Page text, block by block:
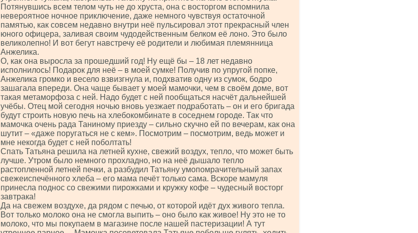
Потянувшись всем телом чуть не до хруста, она с восторгом вспомнила
невероятное ночное приключение, даже немного чувствуя остаточной
памятью, как совсем недавно внутри неё пульсировал этот прекрасный член
юного офицера, заливая своим чудодейственным белком её лоно. Это было
великолепно! И вот бегут навстречу её родители и любимая племянница
Анжелика.
О, как она выросла за прошедший год! Ну ещё бы – 18 лет недавно
исполнилось! Подарок для неё – в моей сумке! Получив по упругой попке,
Анжелика громко и весело взвизгнула и, подхватив одну из сумок, бодро
зашагала впереди. Она чаще бывает у моей мамочки, чем в своём доме, вот
такая метаморфоза с ней. Надо будет с ней пообщаться насчёт дальнейшей
учёбы. Отец мой сегодня ночью вновь уезжает подработать – он и его бригада
будут строить новую печь на хлебокомбинате в соседнем городе. Так что
мамочка очень рада Таниному приезду – сильно скучно ей по вечерам, как она
шутит – «даже поругаться не с кем». Посмотрим – посмотрим, ведь может и
мне некогда будет с ней поболтать!
Спать Татьяна решила на летней кухне, свежий воздух, тепло, что может быть
лучше. Утром было немного прохладно, но на неё дышало тепло
растопленной летней печки, а разбудил Татьяну умопомрачительный запах
свежеиспечённого хлеба – его мама печёт только сама. Вскоре мамуля
принесла поднос со свежими пирожками и кружку кофе – чудесный восторг
завтрака!
Да на свежем воздухе, да рядом с печью, от которой идёт дух живого тепла.
Вот только молоко она не смогла выпить – оно было как живое! Ну это не то
молоко, что мы покупаем в магазине после нашей пастеризации! А тут